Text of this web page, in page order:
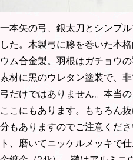
一本矢の弓、銀太刀とシンプ
した。木製弓に籐を巻いた本
ウム合金製。羽根はガチョウ
素材に黒のウレタン塗装で、
弓だけではありません。本当
ここにもあります。もちろん
分もありますのでご注意くだ
ト、磨いてニッケルメッキで